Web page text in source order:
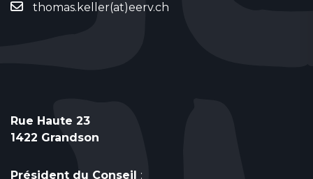
thomas.keller(at)eerv.ch
Rue Haute 23
1422 Grandson
Président du Conseil :